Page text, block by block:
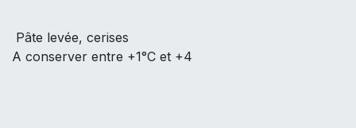
Pâte levée, cerises
A conserver entre +1°C et +4